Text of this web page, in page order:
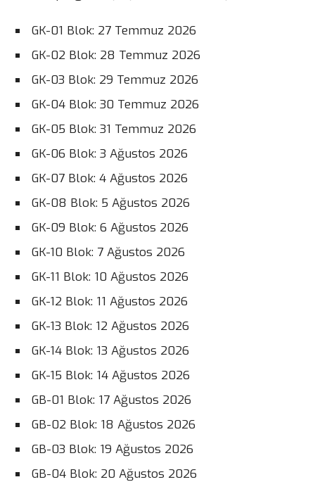
GK-01 Blok: 27 Temmuz 2026
GK-02 Blok: 28 Temmuz 2026
GK-03 Blok: 29 Temmuz 2026
GK-04 Blok: 30 Temmuz 2026
GK-05 Blok: 31 Temmuz 2026
GK-06 Blok: 3 Ağustos 2026
GK-07 Blok: 4 Ağustos 2026
GK-08 Blok: 5 Ağustos 2026
GK-09 Blok: 6 Ağustos 2026
GK-10 Blok: 7 Ağustos 2026
GK-11 Blok: 10 Ağustos 2026
GK-12 Blok: 11 Ağustos 2026
GK-13 Blok: 12 Ağustos 2026
GK-14 Blok: 13 Ağustos 2026
GK-15 Blok: 14 Ağustos 2026
GB-01 Blok: 17 Ağustos 2026
GB-02 Blok: 18 Ağustos 2026
GB-03 Blok: 19 Ağustos 2026
GB-04 Blok: 20 Ağustos 2026